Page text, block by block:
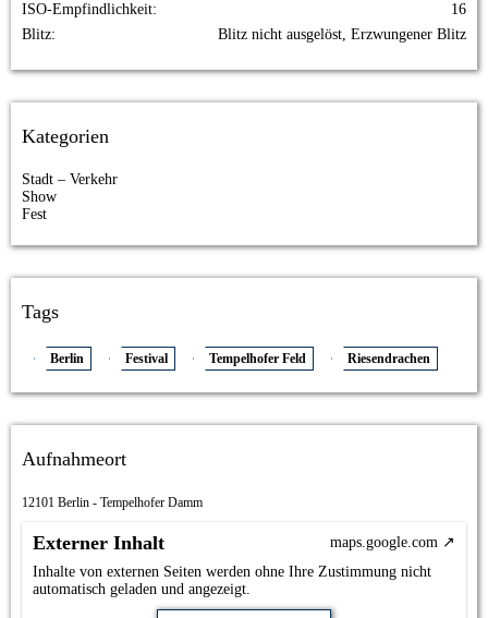
ISO-Empfindlichkeit
16
Blitz
Blitz nicht ausgelöst, Erzwungener Blitz
Kategorien
Stadt – Verkehr
Show
Fest
Tags
Berlin Festival Tempelhofer Feld Riesendrachen
Aufnahmeort
12101 Berlin - Tempelhofer Damm
Externer Inhalt
maps.google.com
Inhalte von externen Seiten werden ohne Ihre Zustimmung nicht
automatisch geladen und angezeigt.